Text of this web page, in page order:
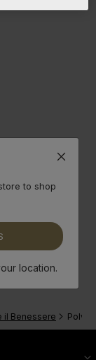
il Benessere
to shop
location.